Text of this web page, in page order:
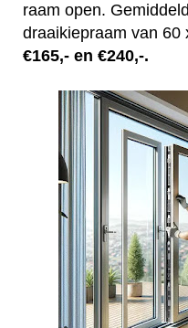
raam open.
draaikiepraam van 60
€165,- en €240,-.